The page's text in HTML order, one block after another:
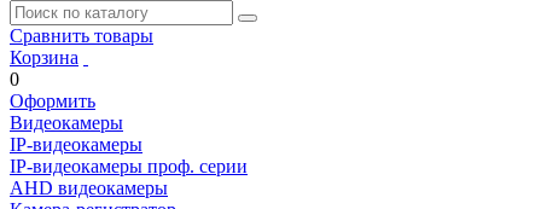
Сравнить товары
Корзина
0
Оформить
Видеокамеры
IP-видеокамеры
IP-видеокамеры проф. серии
AHD видеокамеры